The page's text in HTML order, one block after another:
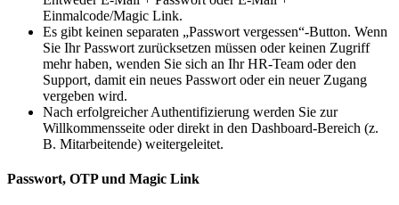
Einmalcode/Magic Link.
Es gibt keinen separaten „Passwort vergessen“-Button. Wenn
Sie Ihr Passwort zurücksetzen müssen oder keinen Zugriff
mehr haben, wenden Sie sich an Ihr HR-Team oder den
Support, damit ein neues Passwort oder ein neuer Zugang
vergeben wird.
Nach erfolgreicher Authentifizierung werden Sie zur
Willkommensseite oder direkt in den Dashboard-Bereich (z.
B. Mitarbeitende) weitergeleitet.
Passwort, OTP und Magic Link